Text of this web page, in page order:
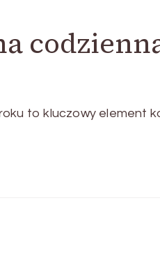
to kluczowy element